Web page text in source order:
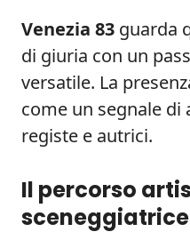
Venezia 83 guarda
di giuria con un
versatile. La
come un segnale di
registe e autrici.
Il percorso